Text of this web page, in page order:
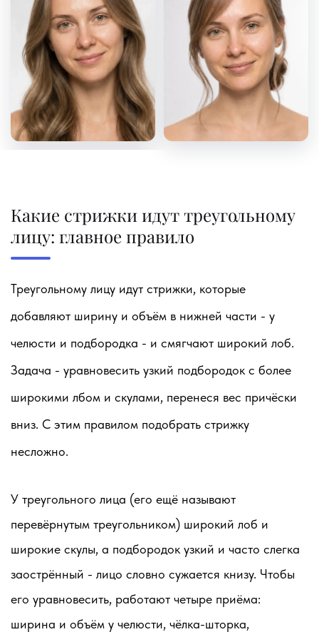
Какие стрижки идут треугольному
лицу: главное правило
Треугольному лицу идут стрижки, которые
добавляют ширину и объём в нижней части - у
челюсти и подбородка - и смягчают широкий лоб.
Задача - уравновесить узкий подбородок с более
широкими лбом и скулами, перенеся вес причёски
вниз. С этим правилом подобрать стрижку
несложно.
У треугольного лица (его ещё называют
перевёрнутым треугольником) широкий лоб и
широкие скулы, а подбородок узкий и часто слегка
заострённый - лицо словно сужается книзу. Чтобы
его уравновесить, работают четыре приёма:
ширина и объём у челюсти, чёлка-шторка,